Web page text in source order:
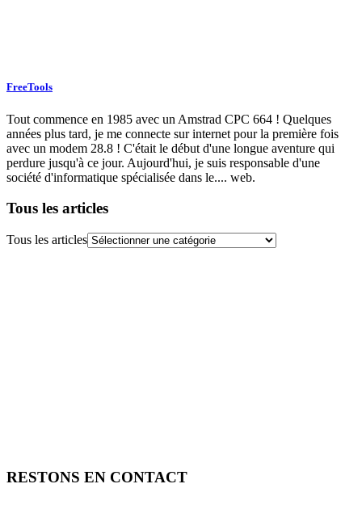
FreeTools
Tout commence en 1985 avec un Amstrad CPC 664 ! Quelques
années plus tard, je me connecte sur internet pour la première fois
avec un modem 28.8 ! C'était le début d'une longue aventure qui
perdure jusqu'à ce jour. Aujourd'hui, je suis responsable d'une
société d'informatique spécialisée dans le.... web.
Tous les articles
Tous les articles
RESTONS EN CONTACT